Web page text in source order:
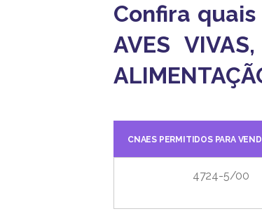
Confira quais
AVES
CNAES PERMITIDOS PARA
4724-5/00